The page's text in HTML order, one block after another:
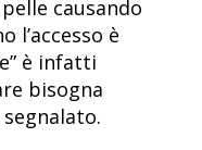
causando
l’accesso è
è infatti
bisogna